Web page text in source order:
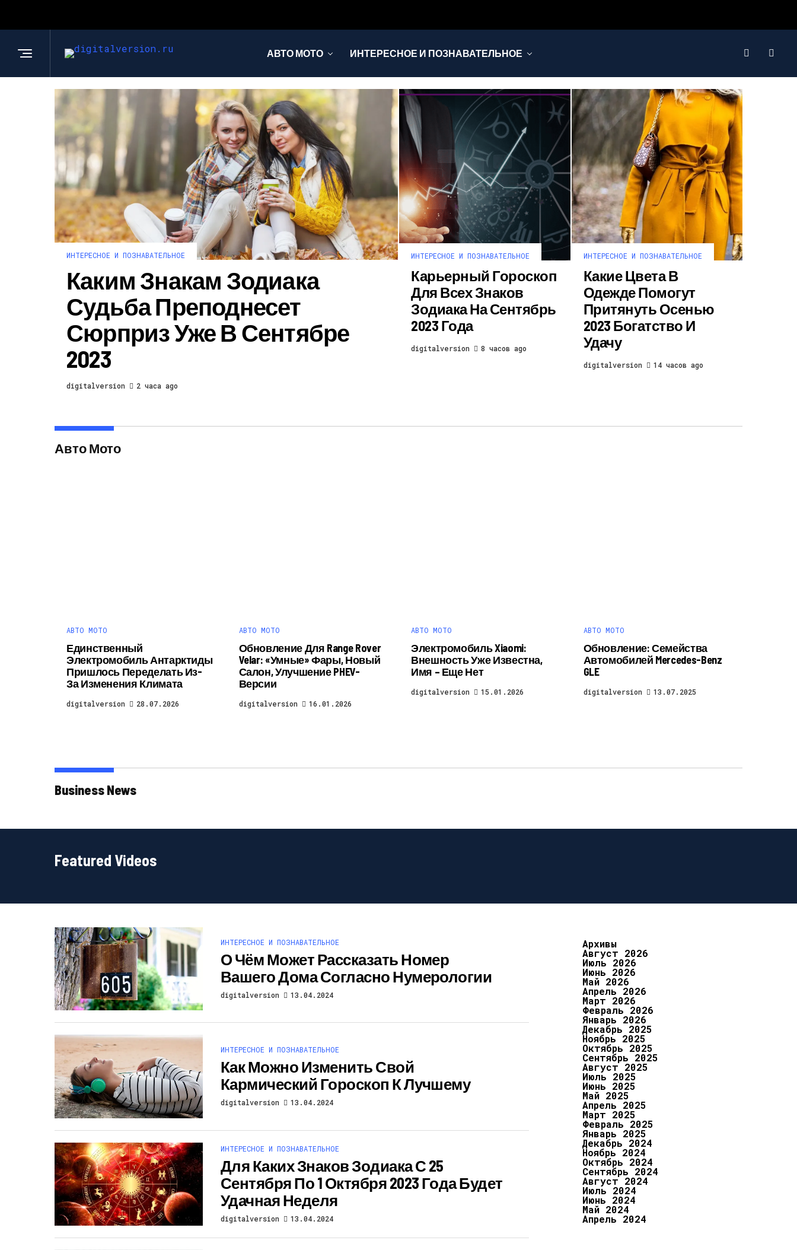
АВТО МОТО ИНТЕРЕСНОЕ И ПОЗНАВАТЕЛЬНОЕ
ИНТЕРЕСНОЕ И ПОЗНАВАТЕЛЬНОЕ
Каким Знакам Зодиака
Судьба Преподнесет
Сюрприз Уже В Сентябре
2023
digitalversion 2 часа ago
ИНТЕРЕСНОЕ И ПОЗНАВАТЕЛЬНОЕ
Карьерный Гороскоп
Для Всех Знаков
Зодиака На Сентябрь
2023 Года
digitalversion 8 часов ago
ИНТЕРЕСНОЕ И ПОЗНАВАТЕЛЬНОЕ
Какие Цвета В
Одежде Помогут
Притянуть Осенью
2023 Богатство И
Удачу
digitalversion 14 часов ago
Авто Мото
АВТО МОТО
Единственный
Электромобиль Антарктиды
Пришлось Переделать Из-
За Изменения Климата
digitalversion 28.07.2026
АВТО МОТО
Обновление Для Range Rover
Velar: «умные» Фары, Новый
Салон, Улучшение PHEV-
Версии
digitalversion 16.01.2026
АВТО МОТО
Электромобиль Xiaomi:
Внешность Уже Известна,
Имя – Еще Нет
digitalversion 15.01.2026
АВТО МОТО
Обновление: Семейства
Автомобилей Mercedes-Benz
GLE
digitalversion 13.07.2025
Business News
Featured Videos
ИНТЕРЕСНОЕ И ПОЗНАВАТЕЛЬНОЕ
О Чём Может Рассказать Номер
Вашего Дома Согласно Нумерологии
digitalversion 13.04.2024
ИНТЕРЕСНОЕ И ПОЗНАВАТЕЛЬНОЕ
Как Можно Изменить Свой
Кармический Гороскоп К Лучшему
digitalversion 13.04.2024
ИНТЕРЕСНОЕ И ПОЗНАВАТЕЛЬНОЕ
Для Каких Знаков Зодиака С 25
Сентября По 1 Октября 2023 Года Будет
Удачная Неделя
digitalversion 13.04.2024
Архивы
Август 2026
Июль 2026
Июнь 2026
Май 2026
Апрель 2026
Март 2026
Февраль 2026
Январь 2026
Декабрь 2025
Ноябрь 2025
Октябрь 2025
Сентябрь 2025
Август 2025
Июль 2025
Июнь 2025
Май 2025
Апрель 2025
Март 2025
Февраль 2025
Январь 2025
Декабрь 2024
Ноябрь 2024
Октябрь 2024
Сентябрь 2024
Август 2024
Июль 2024
Июнь 2024
Май 2024
Апрель 2024